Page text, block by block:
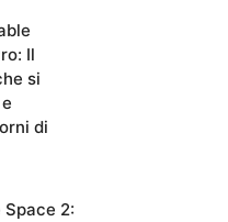
Il
si
di
2: